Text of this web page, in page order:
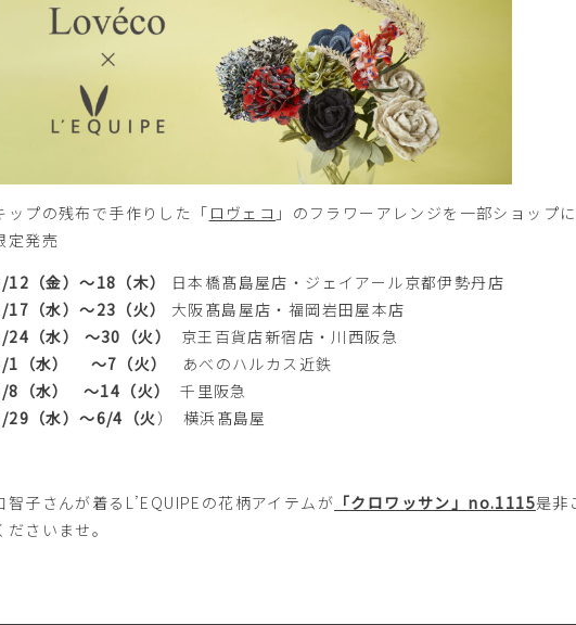
ップの​残布で手作りした「ロヴェコ 」のフラワー​アレンジ​を一部ショップに
定発売
12（金）～18（木）
日本橋髙島屋店・ジェイアール京都伊勢丹店
17（水）～23（火）
大阪髙島屋店・福岡岩田屋本店
24（水） ～30（火）
京王百貨店新宿店・川西阪急
1（水） ～7（火）
あべのハルカス近鉄
8（水） ～14（火）
千里阪急
29（水）～6/4（火） 横浜髙島屋
智子さんが着るL’EQUIPEの花柄アイテムが 「クロワッサン」no.1115是非
ださいませ。